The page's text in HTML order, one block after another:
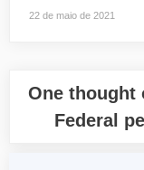
22 de maio de 2021
One thought
Federal